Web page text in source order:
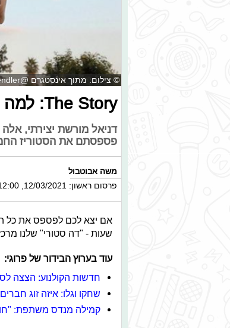
© צילום: מתוך אינסטגרם @roee_sendler
The Story: למה אנה זק התעצבנה על רועי סנדלר?
דניאל מורשת יצירתי,
פספסתם את הסטוריז
משה אבוטבול
פרסום ראשון: 12/03/2021, 12:00
אם יצא לכם לפספס את כל
שעות - "דה סטורי" שלנו
עוד בערוץ הבידור של פרוגי:
חדשות הקולנוע: הצצה
שחקו וגלו: איזה זוג
קמילה מנדס משתפת: